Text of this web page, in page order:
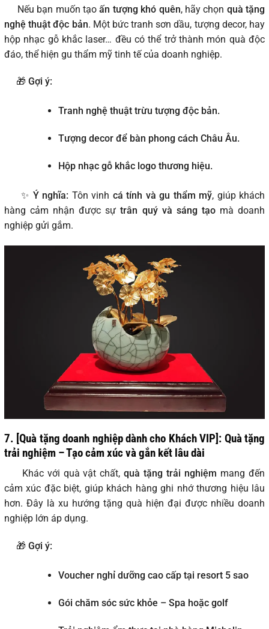
Nếu bạn muốn tạoấn tượng khó quên, hãy chọn quà tặng
nghệ thuật độc bản. Một bức tranh sơn dầu, tượng decor, hay
hộp nhạc gỗ khắc laser… đều có thể trở thành món quà độc
đáo, thể hiện gu thẩm mỹ tinh tế của doanh nghiệp.
🎁 Gợi ý:
Tranh nghệ thuật trừu tượng độc bản.
Tượng decor để bàn phong cách Châu Âu.
Hộp nhạc gỗ khắc logo thương hiệu.
✨ Ý nghĩa: Tôn vinh cá tính và gu thẩm mỹ, giúp khách
hàng cảm nhận được sựtrân quý và sáng tạomà doanh
nghiệp gửi gắm.
7. [Quà tặng doanh nghiệp dành cho Khách VIP]: Quà tặng
trải nghiệm – Tạo cảm xúc và gắn kết lâu dài
Khác với quà vật chất,quà tặng trải nghiệm mang đến
cảm xúc đặc biệt, giúp khách hàng ghi nhớ thương hiệu lâu
hơn. Đây là xu hướng tặng quà hiện đại được nhiều doanh
nghiệp lớn áp dụng.
🎁 Gợi ý:
Voucher nghỉ dưỡng cao cấp tại resort 5 sao
Gói chăm sóc sức khỏe – Spa hoặc golf